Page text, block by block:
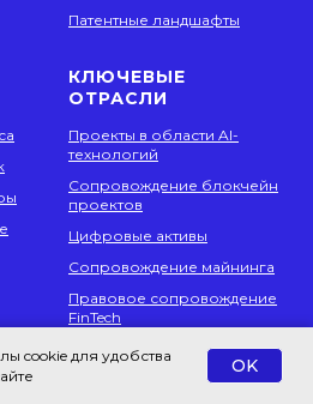
Патентные ландшафты
КЛЮЧЕВЫЕ
ОТРАСЛИ
Проекты в области AI-
технологий
Сопровождение блокчейн
проектов
Цифровые активы
Сопровождение майнинга
Правовое сопровождение
FinTech
Киберспорт и гейминг
Наука и инновации
cookie для удобства
OK